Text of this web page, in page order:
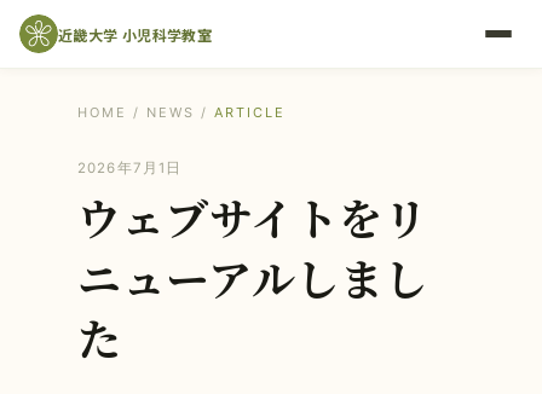
近畿大学 小児科学教室
HOME / NEWS / ARTICLE
2026年7月1日
ウェブサイトをリ
ニューアルしまし
た